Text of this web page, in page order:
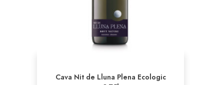
Cava Nit de Lluna Plena Ecologic